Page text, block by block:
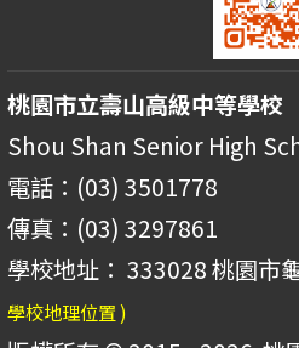
桃園市立壽山高級中等學校
Shou Shan Senior High
電話：(03) 3501778
傳真：(03) 3297861
學校地址： 333028 桃園市
學校地理位置 )